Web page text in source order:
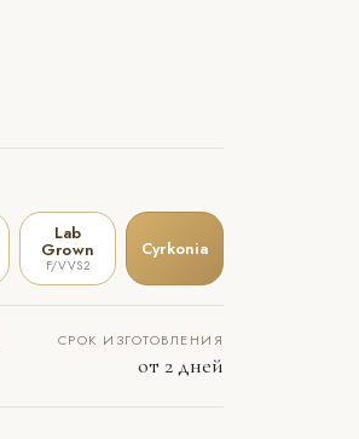
Lab
Grown
F/VVS2
Cyrkonia
СРОК ИЗГОТОВЛЕНИЯ
от 2 дней